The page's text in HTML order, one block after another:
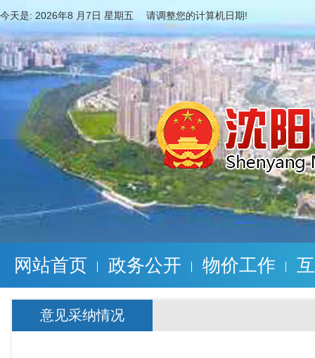
今天是: 2026年8 月7日 星期五 请调整您的计算机日期!
网站首页 政务公开 物价工作
意见采纳情况